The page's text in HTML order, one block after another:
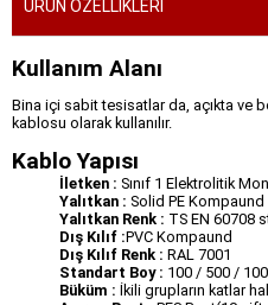
ÜRÜN ÖZELLIKLERI
Kullanım Alanı
Bina içi sabit tesisatlar da, açıkta ve
kablosu olarak kullanılır.
Kablo Yapısı
İletken : Sınıf 1 Elektrolitik
Yalıtkan : Solid PE Kompaund
Yalıtkan Renk : TS EN 60708
Dış Kılıf :PVC Kompaund
Dış Kılıf Renk : RAL 7001
Standart Boy : 100 / 500 /
Büküm : İkili grupların katlar